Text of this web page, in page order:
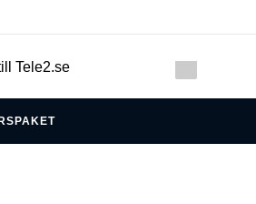
Tele2.se